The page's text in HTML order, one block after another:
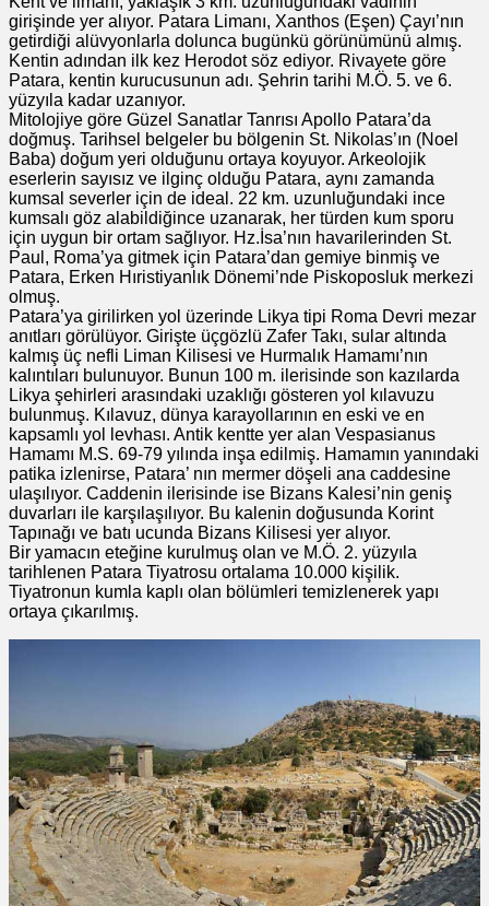
girişinde yer alıyor. Patara Limanı, Xanthos (Eşen) Çayı’nın
getirdiği alüvyonlarla dolunca bugünkü görünümünü almış.
Kentin adından ilk kez Herodot söz ediyor. Rivayete göre
Patara, kentin kurucusunun adı. Şehrin tarihi M.Ö. 5. ve 6.
yüzyıla kadar uzanıyor.
Mitolojiye göre Güzel Sanatlar Tanrısı Apollo Patara’da
doğmuş. Tarihsel belgeler bu bölgenin St. Nikolas’ın (Noel
Baba) doğum yeri olduğunu ortaya koyuyor. Arkeolojik
eserlerin sayısız ve ilginç olduğu Patara, aynı zamanda
kumsal severler için de ideal. 22 km. uzunluğundaki ince
kumsalı göz alabildiğince uzanarak, her türden kum sporu
için uygun bir ortam sağlıyor. Hz.İsa’nın havarilerinden St.
Paul, Roma’ya gitmek için Patara’dan gemiye binmiş ve
Patara, Erken Hıristiyanlık Dönemi’nde Piskoposluk merkezi
olmuş.
Patara’ya girilirken yol üzerinde Likya tipi Roma Devri mezar
anıtları görülüyor. Girişte üçgözlü Zafer Takı, sular altında
kalmış üç nefli Liman Kilisesi ve Hurmalık Hamamı’nın
kalıntıları bulunuyor. Bunun 100 m. ilerisinde son kazılarda
Likya şehirleri arasındaki uzaklığı gösteren yol kılavuzu
bulunmuş. Kılavuz, dünya karayollarının en eski ve en
kapsamlı yol levhası. Antik kentte yer alan Vespasianus
Hamamı M.S. 69-79 yılında inşa edilmiş. Hamamın yanındaki
patika izlenirse, Patara’ nın mermer döşeli ana caddesine
ulaşılıyor. Caddenin ilerisinde ise Bizans Kalesi’nin geniş
duvarları ile karşılaşılıyor. Bu kalenin doğusunda Korint
Tapınağı ve batı ucunda Bizans Kilisesi yer alıyor.
Bir yamacın eteğine kurulmuş olan ve M.Ö. 2. yüzyıla
tarihlenen Patara Tiyatrosu ortalama 10.000 kişilik.
Tiyatronun kumla kaplı olan bölümleri temizlenerek yapı
ortaya çıkarılmış.